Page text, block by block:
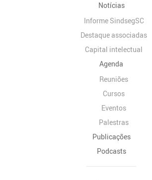
Notícias
Informe SindsegSC
Destaque associadas
Capital intelectual
Agenda
Reuniões
Cursos
Eventos
Palestras
Publicações
Podcasts